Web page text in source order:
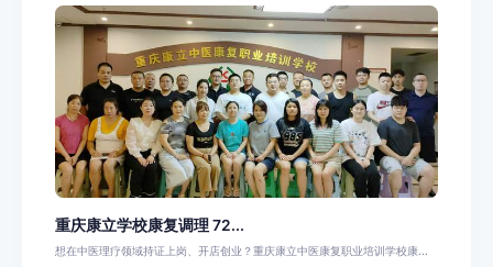
重庆康立学校康复调理 72...
想在中医理疗领域持证上岗、开店创业？重庆康立中医康复职业培训学校康...